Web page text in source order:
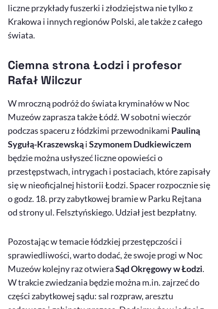
liczne przykłady fuszerki i złodziejstwa nie tylko z
Krakowa i innych regionów Polski, ale także z całego
świata.
Ciemna strona Łodzi i profesor
Rafał Wilczur
W mroczną podróż do świata kryminałów w Noc
Muzeów zaprasza także Łódź. W sobotni wieczór
podczas spaceru z łódzkimi przewodnikami Pauliną
Sygułą-KraszewskąiSzymonem Dudkiewiczem
będzie można usłyszeć liczne opowieści o
przestępstwach, intrygach i postaciach, które zapisały
się w nieoficjalnej historii Łodzi. Spacer rozpocznie się
o godz. 18. przy zabytkowej bramie w Parku Rejtana
od strony ul. Felsztyńskiego. Udział jest bezpłatny.
Pozostając w temacie łódzkiej przestępczości i
sprawiedliwości, warto dodać, że swoje progi w Noc
Muzeów kolejny raz otwieraSąd Okręgowy w Łodzi.
W trakcie zwiedzania będzie można m.in. zajrzeć do
części zabytkowej sądu: sal rozpraw, aresztu